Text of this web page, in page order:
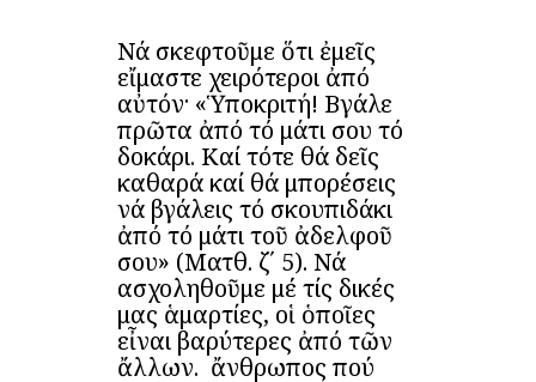
Νά σκεφτοῦμε ὅτι ἐμεῖς
εἴμαστε χειρότεροι ἀπό
αὐτόν· «Ὑποκριτή! Βγάλε
πρῶτα ἀπό τό μάτι σου τό
δοκάρι. Καί τότε θά δεῖς
καθαρά καί θά μπορέσεις
νά βγάλεις τό σκουπιδάκι
ἀπό τό μάτι τοῦ ἀδελφοῦ
σου» (Ματθ. ζ΄ 5). Νά
ασχοληθοῦμε μέ τίς δικές
μας ἁμαρτίες, οἱ ὁποῖες
εἶναι βαρύτερες ἀπό τῶν
ἄλλων. Ὁ ἄνθρωπος πού